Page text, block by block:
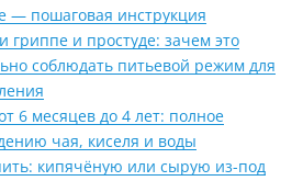
— пошаговая инструкция
гриппе и простуде: зачем это
соблюдать питьевой режим для
6 месяцев до 4 лет: полное
чая, киселя и воды
кипячёную или сырую из-под